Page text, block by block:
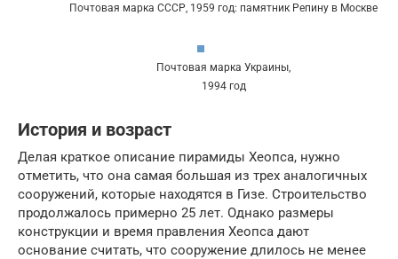
Почтовая марка СССР, 1959 год: памятник Репину в Москве
Почтовая марка Украины,
1994 год
История и возраст
Делая краткое описание пирамиды Хеопса, нужно
отметить, что она самая большая из трех аналогичных
сооружений, которые находятся в Гизе. Строительство
продолжалось примерно 25 лет. Однако размеры
конструкции и время правления Хеопса дают
основание считать, что сооружение длилось не менее